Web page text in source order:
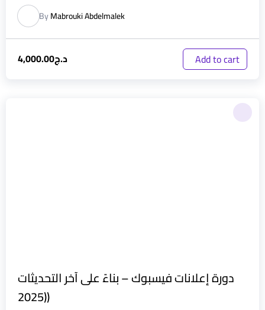
ByMabrouki Abdelmalek
د.ج4,000.00 Add to cart
دورة إعلانات فيسبوك – بناءً على آخر التحديثات
(2025)